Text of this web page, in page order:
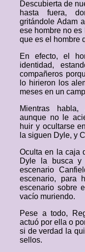
Descubierta de
hasta fuera,
gritándole Adam
ese hombre no
que es el hombre
En efecto, el
identidad,
compañeros
lo hirieron los
meses en un
Mientras
aunque no le
huir y ocultarse
la siguen Dyle, y
Oculta en la caja
Dyle la busca y
escenario
escenario, para
escenario sobre
vacío muriendo.
Pese a todo,
actuó por ella o
si de verdad la
sellos.